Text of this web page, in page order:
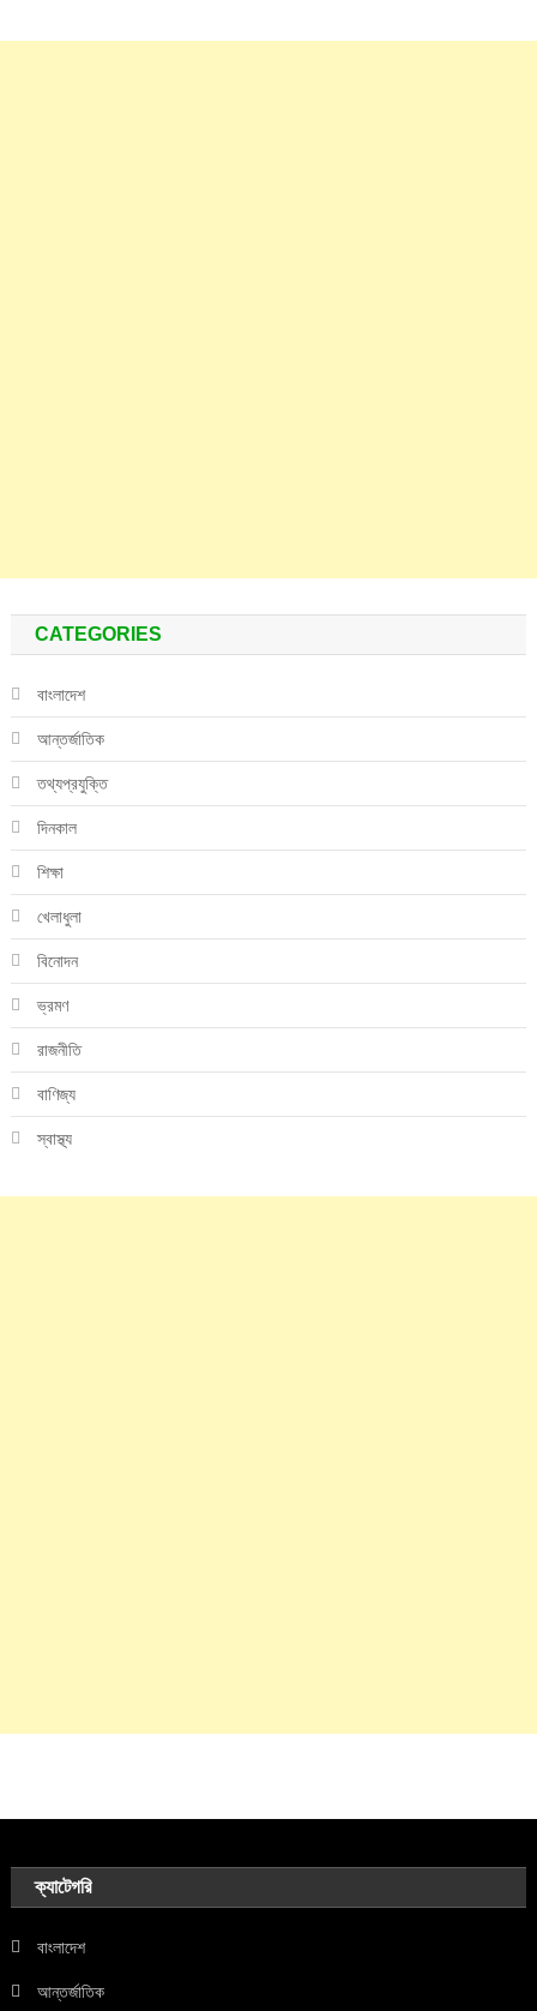
CATEGORIES
বাংলাদেশ
আন্তর্জাতিক
তথ্যপ্রযুক্তি
দিনকাল
শিক্ষা
খেলাধুলা
বিনোদন
ভ্রমণ
রাজনীতি
বাণিজ্য
স্বাস্থ্য
ক্যাটেগরি
বাংলাদেশ
আন্তর্জাতিক